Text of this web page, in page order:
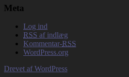
Meta
Log ind
RSS af indlæg
Kommentar-RSS
WordPress.org
Drevet af WordPress